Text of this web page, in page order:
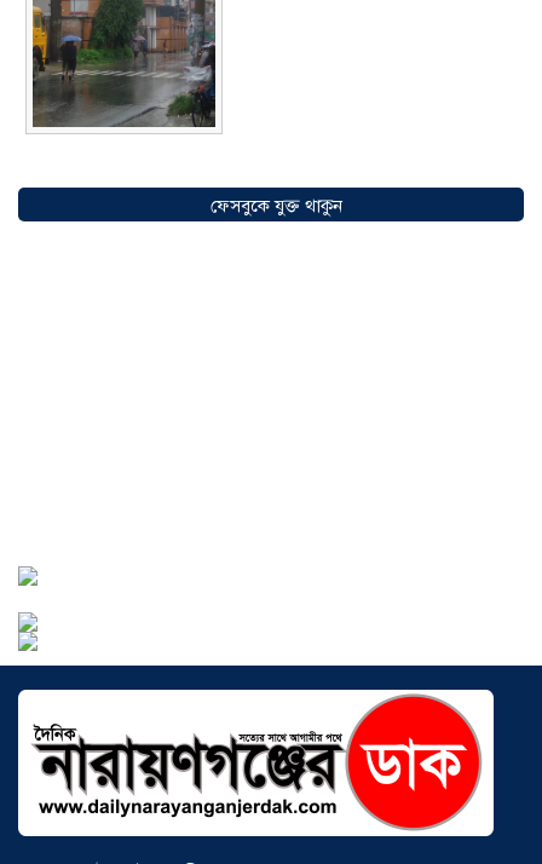
অগ্রযাত্রায় নতুন অধ্যায়, উদ্বোধন হলো ‘শিফা
মোহাম্মদিয়া ফিশারিজ’
০৫ আগস্ট ২০২৬
ফেসবুকে যুক্ত থাকুন